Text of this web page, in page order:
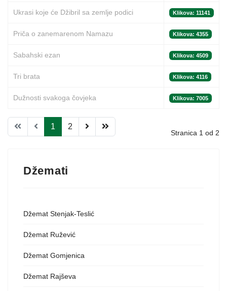
Ukrasi koje će Džibril sa zemlje podici Klikova: 11141
Priča o zanemarenom Namazu Klikova: 4355
Sabahski ezan Klikova: 4509
Tri brata Klikova: 4116
Dužnosti svakoga čovjeka Klikova: 7005
1 2
Stranica 1 od 2
Džemati
Džemat Stenjak-Teslić
Džemat Ružević
Džemat Gomjenica
Džemat Rajševa